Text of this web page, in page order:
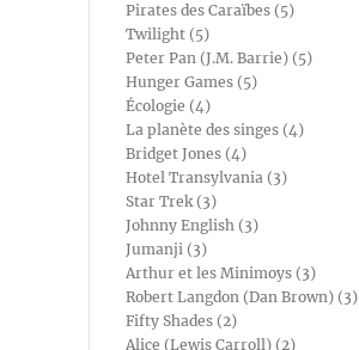
Pirates des Caraïbes (5)
Twilight (5)
Peter Pan (J.M. Barrie) (5)
Hunger Games (5)
Écologie (4)
La planète des singes (4)
Bridget Jones (4)
Hotel Transylvania (3)
Star Trek (3)
Johnny English (3)
Jumanji (3)
Arthur et les Minimoys (3)
Robert Langdon (Dan Brown) (3)
Fifty Shades (2)
Alice (Lewis Carroll) (2)